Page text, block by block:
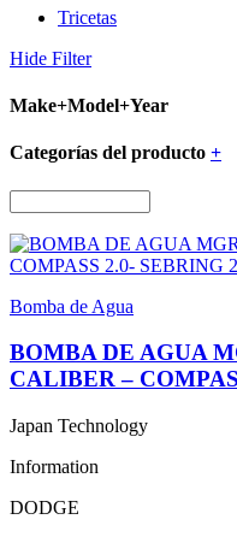
Tricetas
Hide Filter
Make+Model+Year
Categorías del producto +
Bomba de Agua
BOMBA DE AGUA
CALIBER –
Japan Technology
Information
DODGE